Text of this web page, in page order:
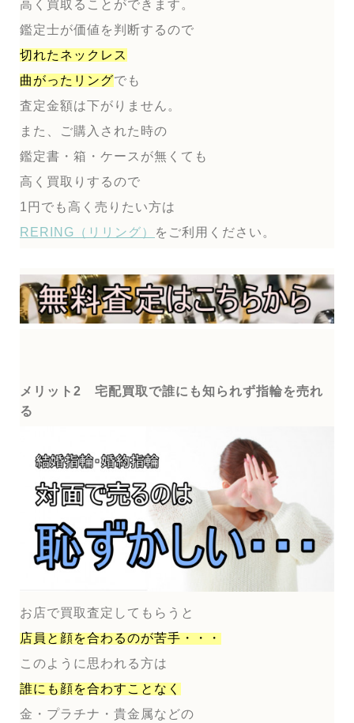
高く買取ることができます。
鑑定士が価値を判断するので
切れたネックレス
曲がったリングでも
査定金額は下がりません。
また、ご購入された時の
鑑定書・箱・ケースが無くても
高く買取りするので
1円でも高く売りたい方は
RERING（リリング）
をご利用ください。
メリット2 宅配買取で誰にも知られず指輪を売れ
る
お店で買取査定してもらうと
店員と顔を合わるのが苦手・・・
このように思われる方は
誰にも顔を合わすことなく
金・プラチナ・貴金属などの